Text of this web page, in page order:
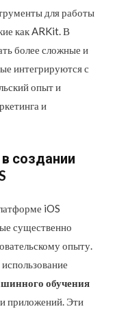
для работы
как ARKit. В
более сложные и
интегрируются с
опыт и
и
создании
iOS
существенно
опыту.
обучения
приложений. Эти